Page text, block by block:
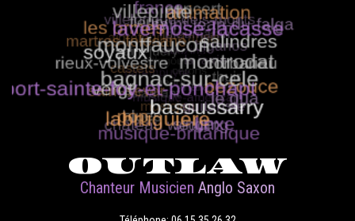
OUTLAW
Chanteur Musicien Anglo Saxon